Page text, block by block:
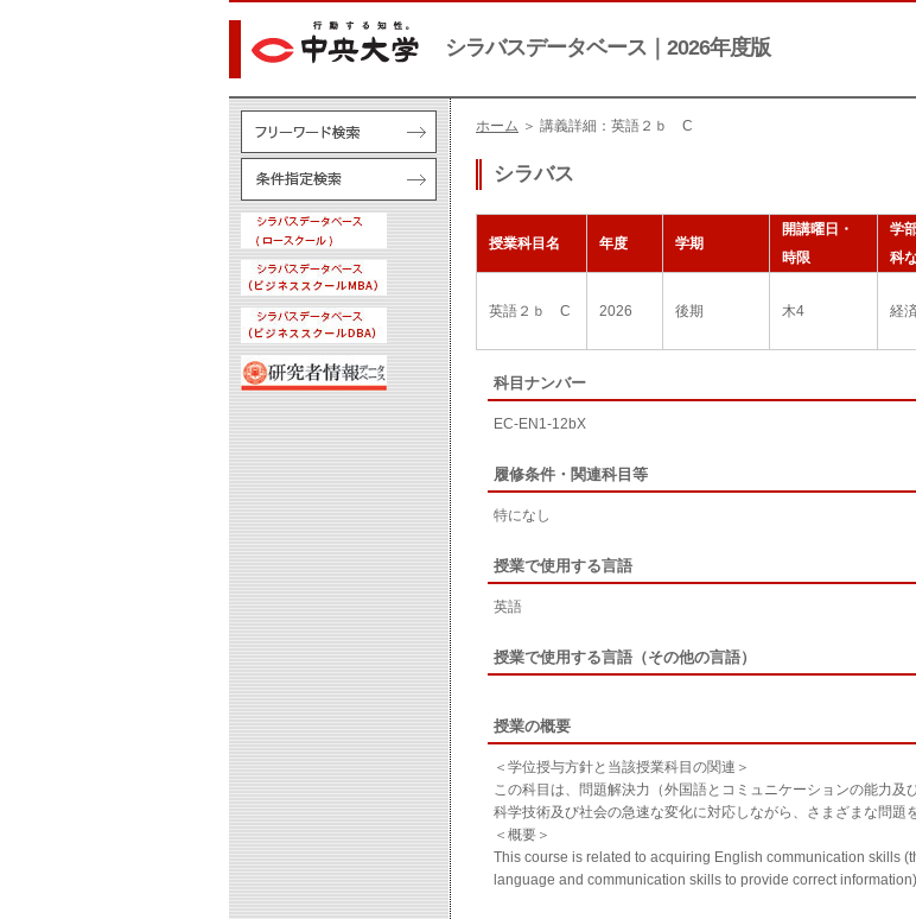
シラバスデータベース｜2026年度版
ホーム ＞ 講義詳細：英語２ｂ C
シラバス
授業科目名 年度 学期
開講曜日・
時限
学
科
英語２ｂ C 2026 後期 木4 経
科目ナンバー
EC-EN1-12bX
履修条件・関連科目等
特になし
授業で使用する言語
英語
授業で使用する言語（その他の言語）
授業の概要
＜学位授与方針と当該授業科目の関連＞
この科目は、問題解決力（外国語とコミュニケーションの能力及
科学技術及び社会の急速な変化に対応しながら、さまざまな問題
＜概要＞
This course is related to acquiring English communication skills
language and communication skills to provide correct